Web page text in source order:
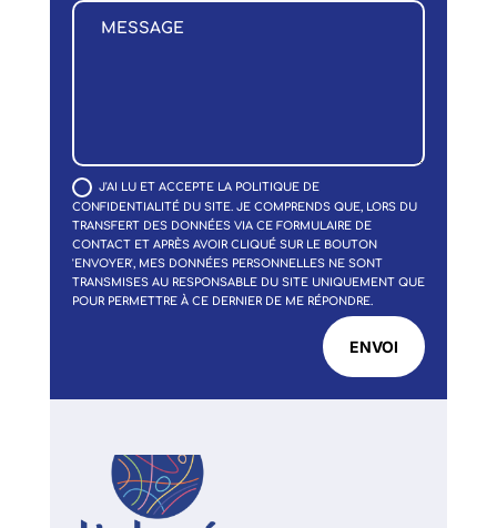
J'AI LU ET ACCEPTE LA POLITIQUE DE
CONFIDENTIALITÉ DU SITE. JE COMPRENDS QUE, LORS DU
TRANSFERT DES DONNÉES VIA CE FORMULAIRE DE
CONTACT ET APRÈS AVOIR CLIQUÉ SUR LE BOUTON
'ENVOYER', MES DONNÉES PERSONNELLES NE SONT
TRANSMISES AU RESPONSABLE DU SITE UNIQUEMENT QUE
POUR PERMETTRE À CE DERNIER DE ME RÉPONDRE.
ENVOI